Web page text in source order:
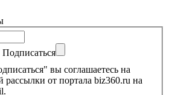
Подписаться
вы соглашаетесь на
рассылки от портала biz360.ru на